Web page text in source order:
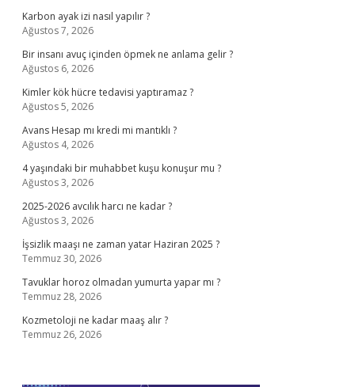
Karbon ayak izi nasıl yapılır ?
Ağustos 7, 2026
Bir insanı avuç içinden öpmek ne anlama gelir ?
Ağustos 6, 2026
Kimler kök hücre tedavisi yaptıramaz ?
Ağustos 5, 2026
Avans Hesap mı kredi mi mantıklı ?
Ağustos 4, 2026
4 yaşındaki bir muhabbet kuşu konuşur mu ?
Ağustos 3, 2026
2025-2026 avcılık harcı ne kadar ?
Ağustos 3, 2026
İşsizlik maaşı ne zaman yatar Haziran 2025 ?
Temmuz 30, 2026
Tavuklar horoz olmadan yumurta yapar mı ?
Temmuz 28, 2026
Kozmetoloji ne kadar maaş alır ?
Temmuz 26, 2026